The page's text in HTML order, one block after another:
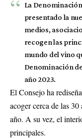
La
presentado la
medios,
recogen las
mundo del vino
Denominación
año 2023.
El Consejo ha
acoger cerca de las
año. A su vez, el
principales.